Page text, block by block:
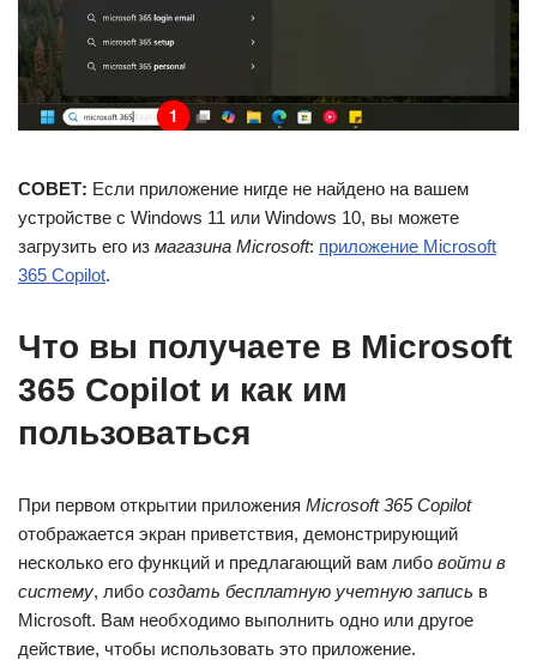
СОВЕТ: Если приложение нигде не найдено на вашем
устройстве с Windows 11 или Windows 10, вы можете
загрузить его из магазина Microsoft: приложение Microsoft
365 Copilot.
Что вы получаете в Microsoft
365 Copilot и как им
пользоваться
При первом открытии приложения Microsoft 365 Copilot
отображается экран приветствия, демонстрирующий
несколько его функций и предлагающий вам либо войти в
систему, либо создать бесплатную учетную запись в
Microsoft. Вам необходимо выполнить одно или другое
действие, чтобы использовать это приложение.